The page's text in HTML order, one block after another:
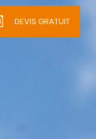
DEVIS GRATUIT